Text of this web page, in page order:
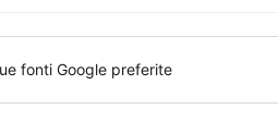
fonti Google preferite